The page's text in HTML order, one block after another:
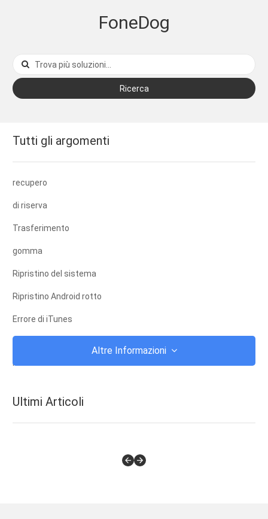
FoneDog
Ricerca
Tutti gli argomenti
recupero
di riserva
Trasferimento
gomma
Ripristino del sistema
Ripristino Android rotto
Errore di iTunes
iTunes
Altre Informazioni
Ultimi Articoli